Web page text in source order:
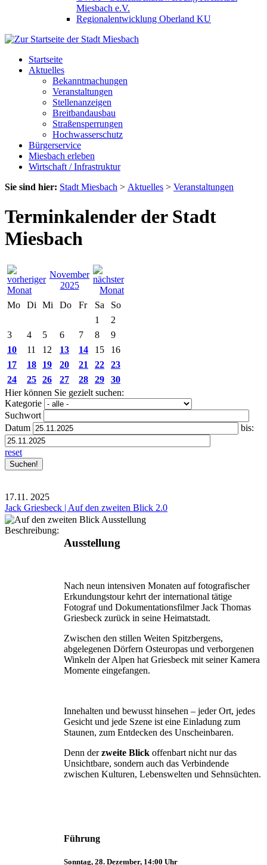
Miesbach e.V.
Regionalentwicklung Oberland KU
Startseite
Aktuelles
Bekanntmachungen
Veranstaltungen
Stellenanzeigen
Breitbandausbau
Straßensperrungen
Hochwasserschutz
Bürgerservice
Miesbach erleben
Wirtschaft / Infrastruktur
Sie sind hier: Stadt Miesbach > Aktuelles > Veranstaltungen
Terminkalender der Stadt
Miesbach
November
2025
Mo
Di Mi Do Fr Sa
So
1
2
3
4 5 6 7 8
9
10
11 12 13 14 15
16
17
18 19 20 21 22
23
24
25 26 27 28 29
30
Hier können Sie gezielt suchen:
Kategorie
Suchwort
Datum
bis:
reset
17.11. 2025
Jack Griesbeck | Auf den zweiten Blick 2.0
Beschreibung:
Ausstellung
Nach neun intensiven Monaten auf fotografischer
Erkundungstour kehrt der international tätige
Fotograf und Dokumentationsfilmer Jack Thomas
Griesbeck zurück in seine Heimatstadt.
Zwischen den stillen Weiten Spitz­bergens,
abgelegenen Dörfern Osteuropas und verborge­nen
Winkeln der Alpen hat Griesbeck mit seiner Kamera
Momente eingefangen.
Innehalten und bewusst hinsehen – jeder Ort, jedes
Gesicht und jede Szene ist eine Einladung zum
Staunen, zum Entdecken des Unscheinbaren.
Denn derzweite Blick offenbart nicht nur das
Unsichtbare, sondern auch das Verbindende
zwischen Kulturen, Lebenswelten und Sehnsüchten.
Führung
Sonntag, 28. Dezember, 14:00 Uhr